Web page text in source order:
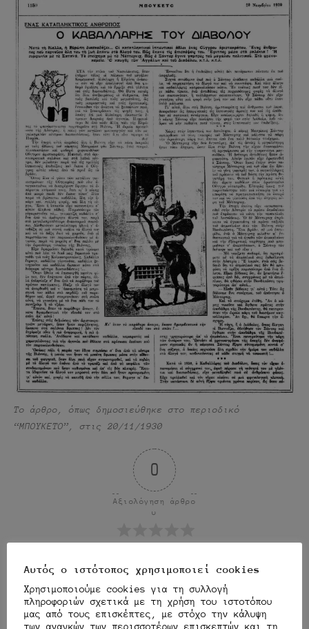
Το άρθρο, όπως δημοσιεύθηκε στο περιοδικό
“ΜΠΟΥΚΕΤΟ”, στις 20/11/1930
0
Αξιολόγηση άρθρο
υ
Μοιράσου το άρθρο:
Μοιραστείτε το
Αυτός ο ιστότοπος χρησιμοποιεί cookies
Χρησιμοποιούμε cookies για τη συλλογή
πληροφοριών σχετικά με τη χρήση του ιστοτόπου
μας από τους επισκέπτες, με στόχο την κάλυψη
των αναγκών των περισσοτέρων επισκεπτών και τη